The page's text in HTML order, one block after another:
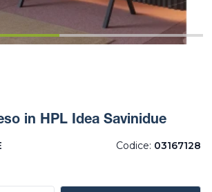
in HPL Idea Savinidue
Codice: 03167128